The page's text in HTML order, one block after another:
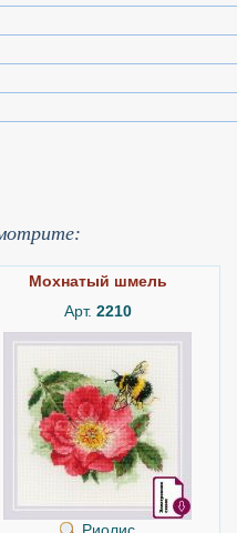
Мохнатый шмель
Арт. 2210